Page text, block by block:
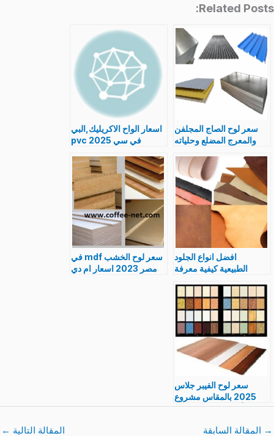
Related Posts:
سعر لوح الصاج المجلفن
والمعرج المضلع وحلياته
مقاسات بالانواع
اسعار الواح الاكريليك,البي
في سي pvc 2025
شفاف,ملون,خشابي
افضل انواع الجلود
الطبيعية كيفية معرفة
سعر لوح الخشب mdf في
مصر 2023 اسعار ام دي
سعر لوح الفيبر جلاس
2025 بالمقاس مشروع
بيع ألواح الفيبر وتقطيعه
→ المقالة السابقة المقالة التالية ←